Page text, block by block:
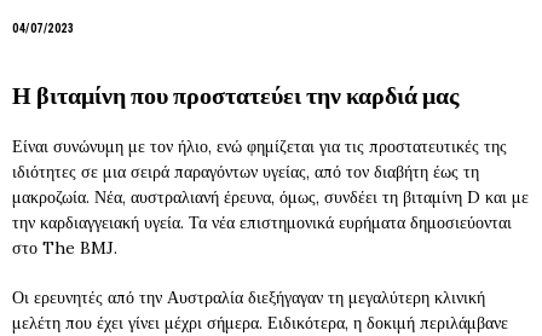
04/07/2023
Η βιταμίνη που προστατεύει την καρδιά μας
Είναι συνώνυμη με τον ήλιο, ενώ φημίζεται για τις προστατευτικές της
ιδιότητες σε μια σειρά παραγόντων υγείας, από τον διαβήτη έως τη
μακροζωία. Νέα, αυστραλιανή έρευνα, όμως, συνδέει τη βιταμίνη D και με
την καρδιαγγειακή υγεία. Τα νέα επιστημονικά ευρήματα δημοσιεύονται
στο The BMJ.
Οι ερευνητές από την Αυστραλία διεξήγαγαν τη μεγαλύτερη κλινική
μελέτη που έχει γίνει μέχρι σήμερα. Ειδικότερα, η δοκιμή περιλάμβανε